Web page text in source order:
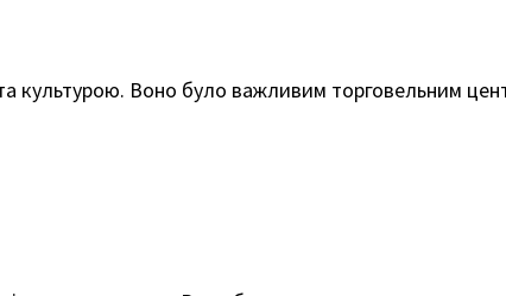
культурою. Воно було важливим торговельним